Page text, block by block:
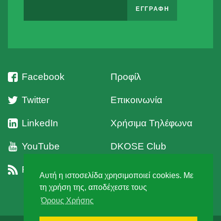
Αυτή η ιστοσελίδα χρησιμοποιεί cookies. Με
τη χρήση της, αποδέχεστε τους
Όρους Χρήσης
Facebook
Twitter
LinkedIn
YouTube
RSS
Προφίλ
Επικοινωνία
Χρήσιμα Τηλέφωνα
DKOSE Club
Όροι Χρήσης